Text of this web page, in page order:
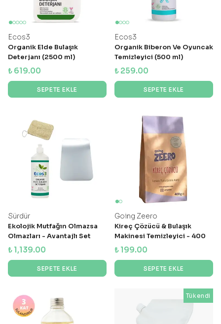
Ecos3
Organik Elde Bulaşık
Deterjanı (2500 ml)
₺ 619.00
SEPETE EKLE
Ecos3
Organik Biberon Ve Oyuncak
Temizleyici (500 ml)
₺ 259.00
SEPETE EKLE
Sürdür
Ekolojik Mutfağın Olmazsa
Olmazları - Avantajlı Set
₺ 1,139.00
SEPETE EKLE
Going Zeero
Kireç Çözücü & Bulaşık
Makinesi Temizleyici - 400
gr
₺ 199.00
SEPETE EKLE
Tükendi